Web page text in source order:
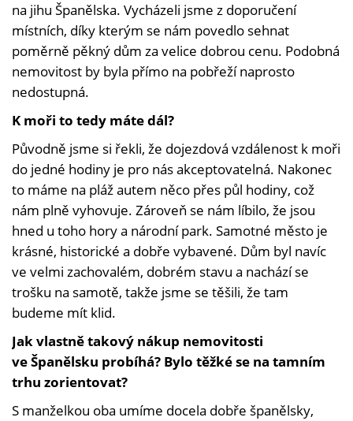
na jihu Španělska. Vycházeli jsme z doporučení
místních, díky kterým se nám povedlo sehnat
poměrně pěkný dům za velice dobrou cenu. Podobná
nemovitost by byla přímo na pobřeží naprosto
nedostupná.
K moři to tedy máte dál?
Původně jsme si řekli, že dojezdová vzdálenost k moři
do jedné hodiny je pro nás akceptovatelná. Nakonec
to máme na pláž autem něco přes půl hodiny, což
nám plně vyhovuje. Zároveň se nám líbilo, že jsou
hned u toho hory a národní park. Samotné město je
krásné, historické a dobře vybavené. Dům byl navíc
ve velmi zachovalém, dobrém stavu a nachází se
trošku na samotě, takže jsme se těšili, že tam
budeme mít klid.
Jak vlastně takový nákup nemovitosti
ve Španělsku probíhá? Bylo těžké se na tamním
trhu zorientovat?
S manželkou oba umíme docela dobře španělsky,